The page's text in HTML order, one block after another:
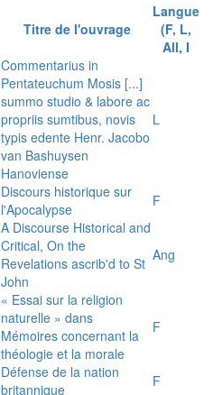
Titre de l'ouvrage
Langue
(F, L,
All, I
Commentarius in
Pentateuchum Mosis [...]
summo studio & labore ac
propriis sumtibus, novis
typis edente Henr. Jacobo
van Bashuysen
Hanoviense
L
Discours historique sur
l'Apocalypse
F
A Discourse Historical and
Critical, On the
Revelations ascrib'd to St
John
Ang
« Essai sur la religion
naturelle » dans
Mémoires concernant la
théologie et la morale
F
Défense de la nation
britannique
F